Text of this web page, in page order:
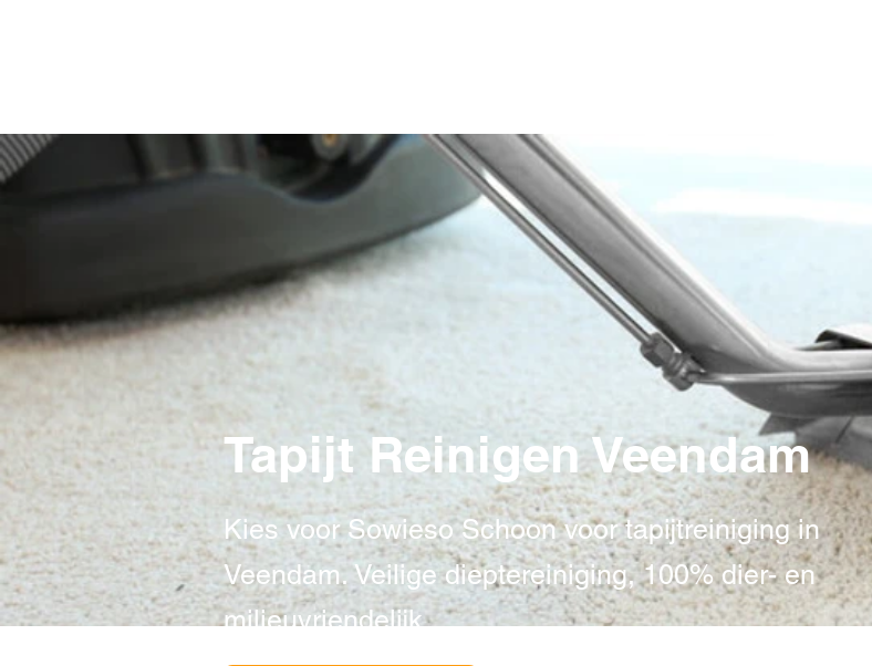
Tapijt Reinigen Veendam
Kies voor Sowieso Schoon voor tapijtreiniging in
Veendam. Veilige dieptereiniging, 100% dier- en
milieuvriendelijk